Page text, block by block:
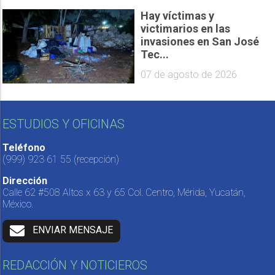
Hay víctimas y
victimarios en las
invasiones en San José
Tec...
07 de agosto de 2026
ESTUDIOS Y OFICINAS
Teléfono
(999) 923 61 55 (recepción)
Dirección
Calle 62 #508 Altos x 63 y 65 Col. Centro, Mérida, Yucatán,
México.
ENVIAR MENSAJE
REDACCIÓN Y NOTICIEROS